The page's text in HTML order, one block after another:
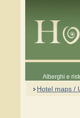
Alberghi e
Hotel maps /